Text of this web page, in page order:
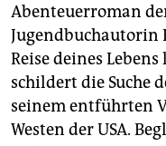
Abenteuerroman
Jugendbuchautorin
Reise deines
schildert die Suche
seinem entführten
Westen der USA.